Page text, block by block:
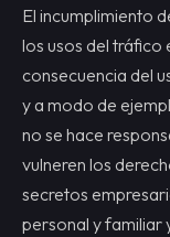
El incumplimiento
los usos del tráfico
consecuencia del
y a modo de
no se hace
vulneren los
secretos
personal y familiar